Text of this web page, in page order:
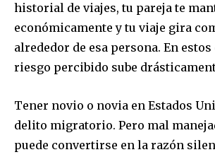
historial de viajes, tu pareja te
económicamente y tu viaje gira
alrededor de esa persona. En estos
riesgo percibido sube
Tener novio o novia en Estados
delito migratorio. Pero mal
puede convertirse en la razón